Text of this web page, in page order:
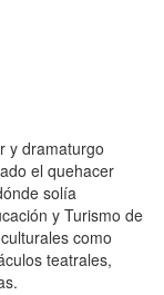
y dramaturgo
el quehacer
solía
y Turismo de
como
teatrales,